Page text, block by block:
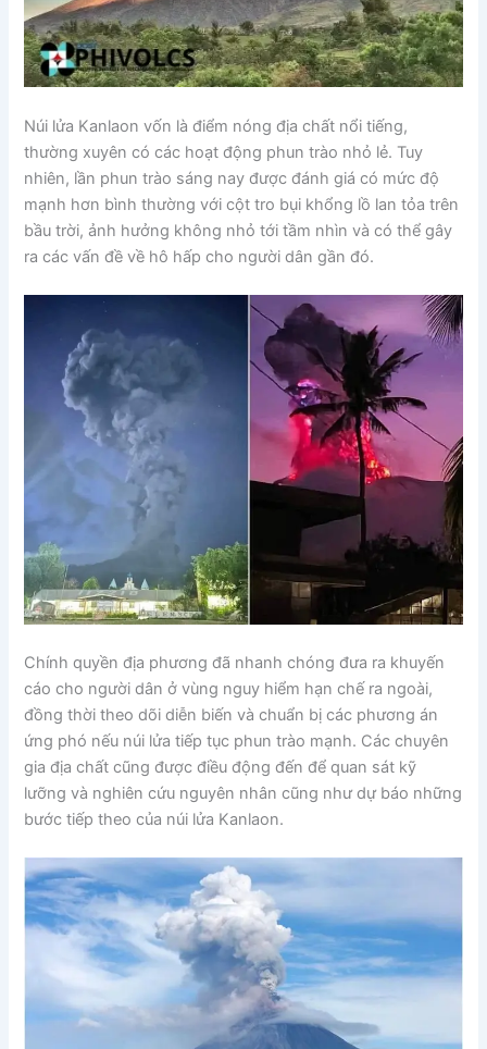
Núi lửa Kanlaon vốn là điểm nóng địa chất nổi tiếng,
thường xuyên có các hoạt động phun trào nhỏ lẻ. Tuy
nhiên, lần phun trào sáng nay được đánh giá có mức độ
mạnh hơn bình thường với cột tro bụi khổng lồ lan tỏa trên
bầu trời, ảnh hưởng không nhỏ tới tầm nhìn và có thể gây
ra các vấn đề về hô hấp cho người dân gần đó.
Chính quyền địa phương đã nhanh chóng đưa ra khuyến
cáo cho người dân ở vùng nguy hiểm hạn chế ra ngoài,
đồng thời theo dõi diễn biến và chuẩn bị các phương án
ứng phó nếu núi lửa tiếp tục phun trào mạnh. Các chuyên
gia địa chất cũng được điều động đến để quan sát kỹ
lưỡng và nghiên cứu nguyên nhân cũng như dự báo những
bước tiếp theo của núi lửa Kanlaon.